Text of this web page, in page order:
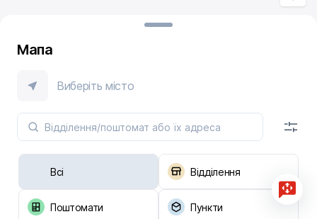
Мапа
Виберіть місто
Всі Відділення
Поштомати Пункти